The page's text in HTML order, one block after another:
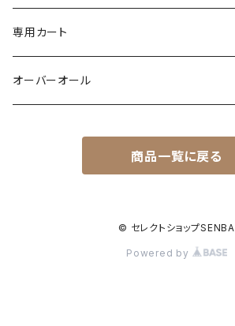
ドッキング
異素材
フラワー柄
配色
シャツ
Gジャン
サテン
レザー
専用カート
オーバーオール
商品一覧に戻る
© セレクトショップSENBA
Powered by